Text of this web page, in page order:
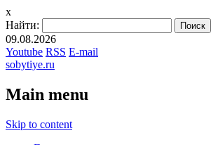
x
Найти:
09.08.2026
Youtube RSS E-mail
sobytiye.ru
Main menu
Skip to content